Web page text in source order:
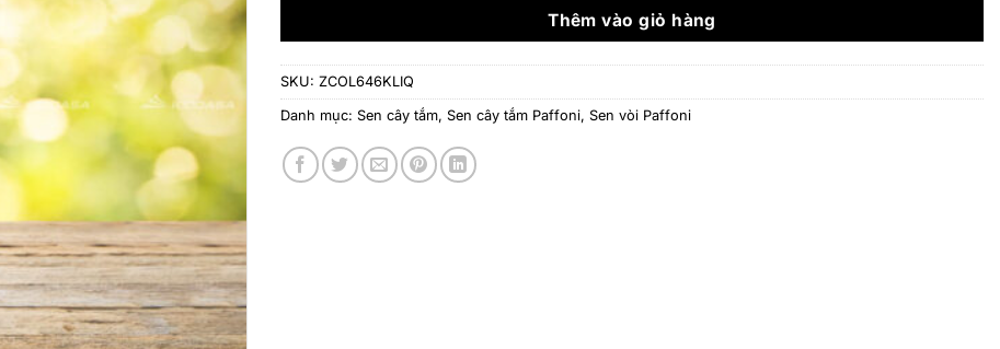
67.936.000 ₫.
Thêm vào giỏ hàng
SKU: ZCOL646KLIQ
Danh mục: Sen cây tắm, Sen cây tắm Paffoni, Sen vòi Paffoni